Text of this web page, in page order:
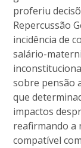
proferiu
Repercussão
incidência de
salário-
sobre pensão
que
impactos
reafirmando a
compatível